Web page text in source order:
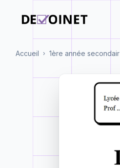
Accueil › 1ère année secondair